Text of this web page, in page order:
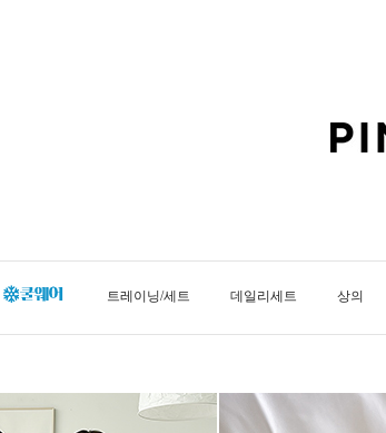
트레이닝/세트 데일리세트 상의